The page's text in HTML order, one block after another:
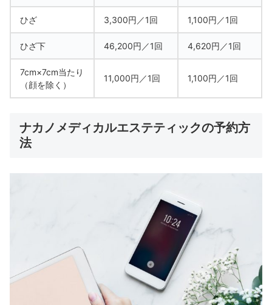
ひざ 3,300円／1回 1,100円／1回
ひざ下 46,200円／1回 4,620円／1回
7cm×7cm当たり
（顔を除く）
11,000円／1回 1,100円／1回
ナカノメディカルエステティックの予約方
法